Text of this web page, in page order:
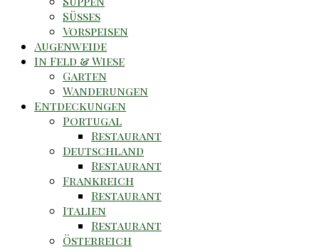
Süsses
Vorspeisen
Augenweide
In Feld & Wiese
Garten
Wanderungen
Entdeckungen
Portugal
Restaurant
Deutschland
Restaurant
Frankreich
Restaurant
Italien
Restaurant
Österreich